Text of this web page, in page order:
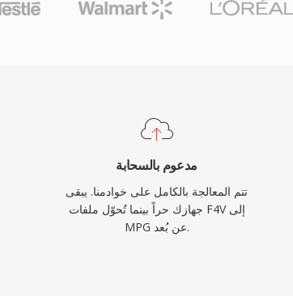
مدعوم بالسحابة
تتم المعالجة بالكامل على خوادمنا. يبقى
جهازك حراً بينما تُحوّل ملفات F4V إلى
MPG عن بُعد.